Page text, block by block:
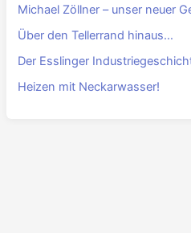
Michael Zöllner – unser neuer
Über den Tellerrand hinaus…
Der Esslinger
Heizen mit Neckarwasser!